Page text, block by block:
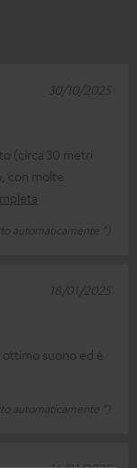
(circa 30 metri
con molte
automaticamente *)
30/10/2025
ottimo suono ed è
automaticamente *)
18/01/2025